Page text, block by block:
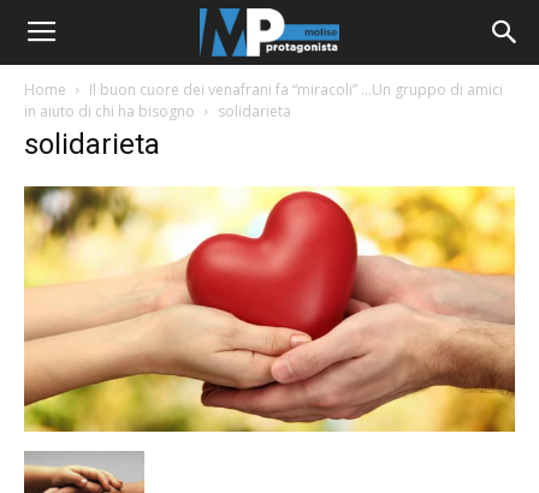
Home
Il buon cuore dei venafrani fa “miracoli” …Un gruppo di amici
in aiuto di chi ha bisogno
solidarieta
solidarieta